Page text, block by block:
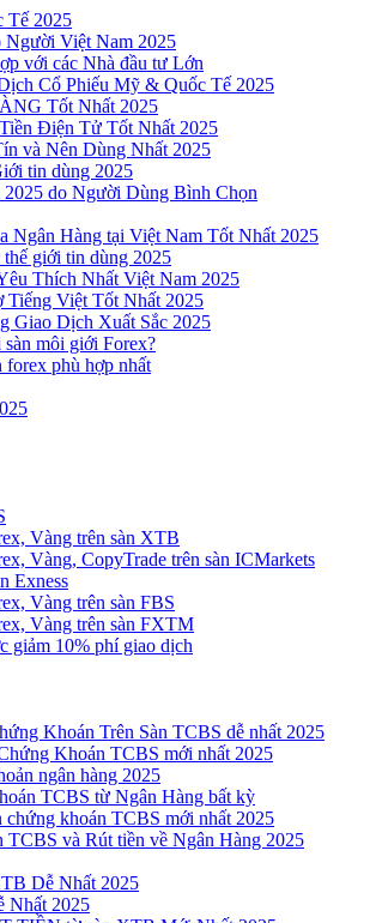
Tế 2025
Người Việt Nam 2025
với các Nhà đầu tư Lớn
Cổ Phiếu Mỹ & Quốc Tế 2025
Tốt Nhất 2025
Điện Tử Tốt Nhất 2025
và Nên Dùng Nhất 2025
tin dùng 2025
do Người Dùng Bình Chọn
Ngân Hàng tại Việt Nam Tốt Nhất 2025
giới tin dùng 2025
Thích Nhất Việt Nam 2025
Tiếng Việt Tốt Nhất 2025
Giao Dịch Xuất Sắc 2025
môi giới Forex?
forex phù hợp nhất
Vàng trên sàn XTB
Vàng, CopyTrade trên sàn ICMarkets
Exness
Vàng trên sàn FBS
Vàng trên sàn FXTM
giảm 10% phí giao dịch
Khoán Trên Sàn TCBS dễ nhất 2025
Khoán TCBS mới nhất 2025
ngân hàng 2025
TCBS từ Ngân Hàng bất kỳ
khoán TCBS mới nhất 2025
và Rút tiền về Ngân Hàng 2025
Dễ Nhất 2025
Nhất 2025